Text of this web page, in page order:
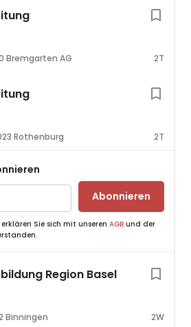
Bremgarten AG 2T
Rothenburg 2T
Abonnieren
Sie sich mit unseren AGB und der
Region Basel
Binningen 2W